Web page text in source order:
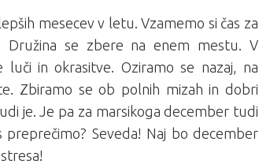
mesecev v letu. Vzamemo si čas za
se zbere na enem mestu. V
luči in okrasitve. Oziramo se nazaj, na
Zbiramo se ob polnih mizah in dobri
je. Je pa za marsikoga december tudi
Seveda! Naj bo december